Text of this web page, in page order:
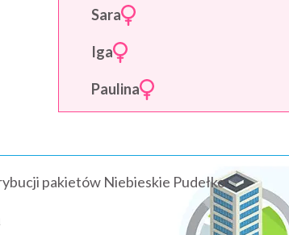
Sara
Iga
Paulina
pakietów Niebieskie Pudełko: